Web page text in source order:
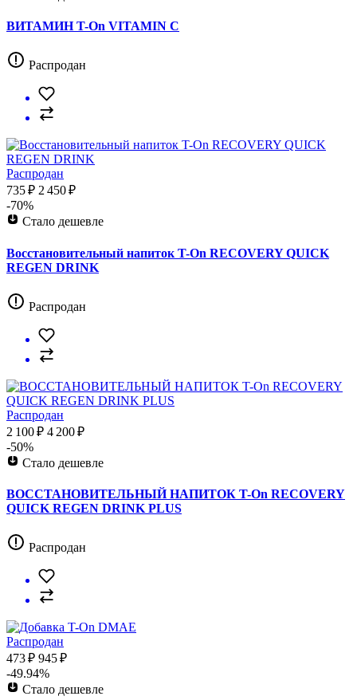
ВИТАМИН T-On VITAMIN C
Распродан
Распродан
735 ₽ 2 450 ₽
-70%
Стало дешевле
Восстановительный напиток T-On RECOVERY QUICK
REGEN DRINK
Распродан
Распродан
2 100 ₽ 4 200 ₽
-50%
Стало дешевле
ВОССТАНОВИТЕЛЬНЫЙ НАПИТОК T-On RECOVERY
QUICK REGEN DRINK PLUS
Распродан
Распродан
473 ₽ 945 ₽
-49.94%
Стало дешевле